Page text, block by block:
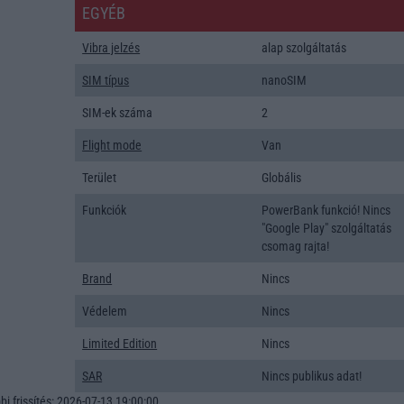
EGYÉB
Vibra jelzés alap szolgáltatás
SIM típus nanoSIM
SIM-ek száma 2
Flight mode Van
Terület Globális
Funkciók
PowerBank funkció! Nincs
"Google Play" szolgáltatás
csomag rajta!
Brand Nincs
Védelem Nincs
Limited Edition Nincs
SAR
Nincs publikus adat!